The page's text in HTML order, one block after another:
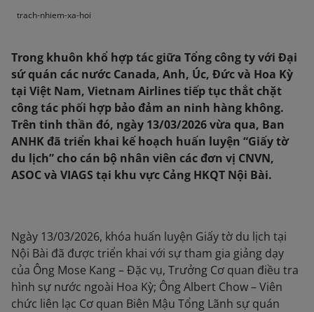
trach-nhiem-xa-hoi
Trong khuôn khổ hợp tác giữa Tổng công ty với Đại
sứ quán các nước Canada, Anh, Úc, Đức và Hoa Kỳ
tại Việt Nam, Vietnam Airlines tiếp tục thắt chặt
công tác phối hợp bảo đảm an ninh hàng không.
Trên tinh thần đó, ngày 13/03/2026 vừa qua, Ban
ANHK đã triển khai kế hoạch huấn luyện “Giấy tờ
du lịch” cho cán bộ nhân viên các đơn vị CNVN,
ASOC và VIAGS tại khu vực Cảng HKQT Nội Bài.
Ngày 13/03/2026, khóa huấn luyện Giấy tờ du lịch tại
Nội Bài đã được triển khai với sự tham gia giảng dạy
của Ông Mose Kang – Đặc vụ, Trưởng Cơ quan điều tra
hình sự nước ngoài Hoa Kỳ; Ông Albert Chow – Viên
chức liên lạc Cơ quan Biên Mậu Tổng Lãnh sự quán